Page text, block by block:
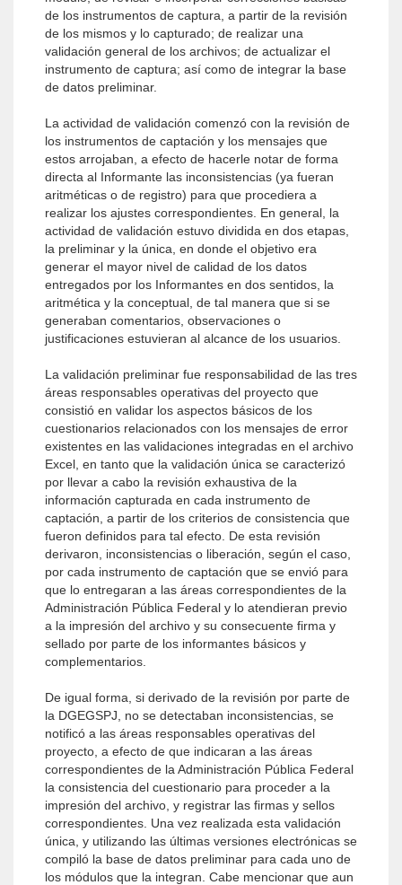
de los instrumentos de captura, a partir de la revisión
de los mismos y lo capturado; de realizar una
validación general de los archivos; de actualizar el
instrumento de captura; así como de integrar la base
de datos preliminar.
La actividad de validación comenzó con la revisión de
los instrumentos de captación y los mensajes que
estos arrojaban, a efecto de hacerle notar de forma
directa al Informante las inconsistencias (ya fueran
aritméticas o de registro) para que procediera a
realizar los ajustes correspondientes. En general, la
actividad de validación estuvo dividida en dos etapas,
la preliminar y la única, en donde el objetivo era
generar el mayor nivel de calidad de los datos
entregados por los Informantes en dos sentidos, la
aritmética y la conceptual, de tal manera que si se
generaban comentarios, observaciones o
justificaciones estuvieran al alcance de los usuarios.
La validación preliminar fue responsabilidad de las tres
áreas responsables operativas del proyecto que
consistió en validar los aspectos básicos de los
cuestionarios relacionados con los mensajes de error
existentes en las validaciones integradas en el archivo
Excel, en tanto que la validación única se caracterizó
por llevar a cabo la revisión exhaustiva de la
información capturada en cada instrumento de
captación, a partir de los criterios de consistencia que
fueron definidos para tal efecto. De esta revisión
derivaron, inconsistencias o liberación, según el caso,
por cada instrumento de captación que se envió para
que lo entregaran a las áreas correspondientes de la
Administración Pública Federal y lo atendieran previo
a la impresión del archivo y su consecuente firma y
sellado por parte de los informantes básicos y
complementarios.
De igual forma, si derivado de la revisión por parte de
la DGEGSPJ, no se detectaban inconsistencias, se
notificó a las áreas responsables operativas del
proyecto, a efecto de que indicaran a las áreas
correspondientes de la Administración Pública Federal
la consistencia del cuestionario para proceder a la
impresión del archivo, y registrar las firmas y sellos
correspondientes. Una vez realizada esta validación
única, y utilizando las últimas versiones electrónicas se
compiló la base de datos preliminar para cada uno de
los módulos que la integran. Cabe mencionar que aun